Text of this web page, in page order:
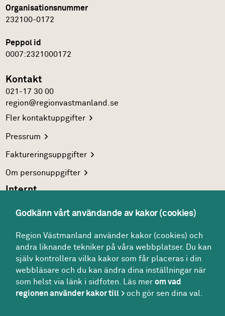
Organisationsnummer
232100-0172
Peppol id
0007:2321000172
Kontakt
021-17 30 00
region@regionvastmanland.se
Flerkontaktuppgifter
Pressrum
Faktureringsuppgifter
Om personuppgifter
Internt
Internasystem
Följ oss
Facebook
Instagram
Godkänn vårt användande av kakor (cookies)
Region Västmanland använder kakor (cookies) och
andra liknande tekniker på våra webbplatser. Du kan
själv kontrollera vilka kakor som får placeras i din
webbläsare och du kan ändra dina inställningar när
som helst via länk i sidfoten. Läs merom vad
regionen använder kakor till
och gör sen dina val.